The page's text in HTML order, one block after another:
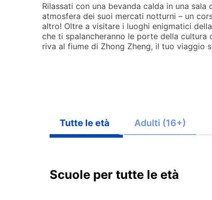
Rilassati con una bevanda calda in una
atmosfera dei suoi mercati notturni – un
altro! Oltre a visitare i luoghi enigmatici
che ti spalancheranno le porte della
riva al fiume di Zhong Zheng, il tuo viaggio
Tutte le età Adulti (16+)
Scuole per tutte le età